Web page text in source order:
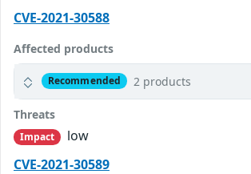
CVE-2021-30588
Affected products
Recommended 2 products
Threats
Impact
low
CVE-2021-30589